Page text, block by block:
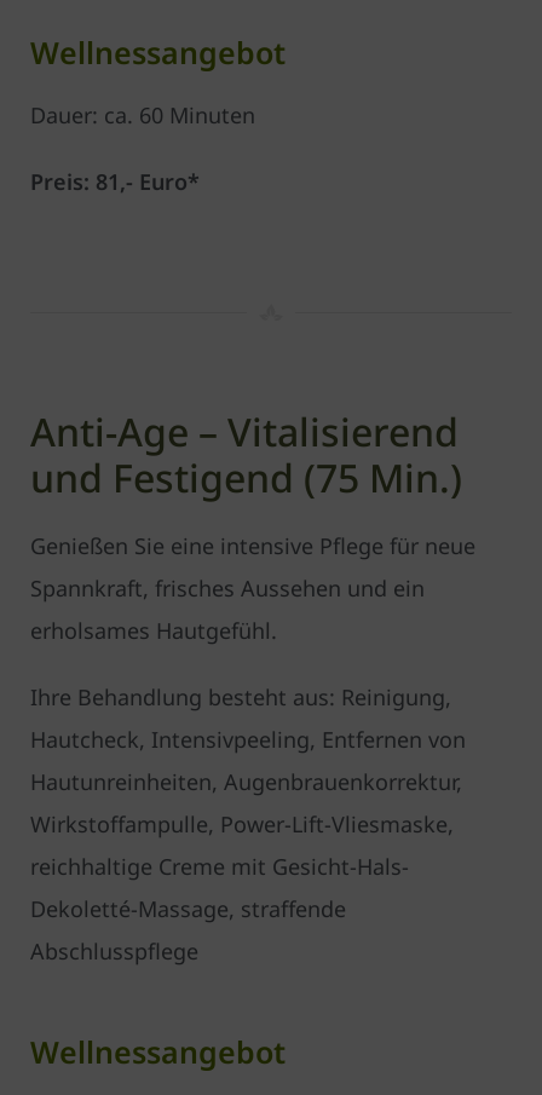
Wellnessangebot
Dauer: ca. 60 Minuten
Preis: 81,- Euro*
Anti-Age – Vitalisierend
und Festigend (75 Min.)
Genießen Sie eine intensive Pflege für neue
Spannkraft, frisches Aussehen und ein
erholsames Hautgefühl.
Ihre Behandlung besteht aus: Reinigung,
Hautcheck, Intensivpeeling, Entfernen von
Hautunreinheiten, Augenbrauenkorrektur,
Wirkstoffampulle, Power-Lift-Vliesmaske,
reichhaltige Creme mit Gesicht-Hals-
Dekoletté-Massage, straffende
Abschlusspflege
Wellnessangebot